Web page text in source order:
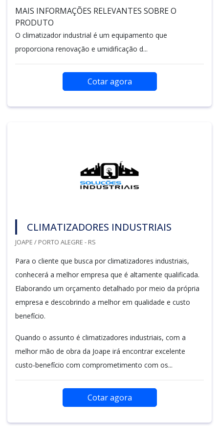
MAIS INFORMAÇÕES RELEVANTES SOBRE O
PRODUTO
O climatizador industrial é um equipamento que
proporciona renovação e umidificação d...
Cotar agora
CLIMATIZADORES INDUSTRIAIS
JOAPE / PORTO ALEGRE - RS
Para o cliente que busca por climatizadores industriais,
conhecerá a melhor empresa que é altamente qualificada.
Elaborando um orçamento detalhado por meio da própria
empresa e descobrindo a melhor em qualidade e custo
benefício.
Quando o assunto é climatizadores industriais, com a
melhor mão de obra da Joape irá encontrar excelente
custo-benefício com comprometimento com os...
Cotar agora